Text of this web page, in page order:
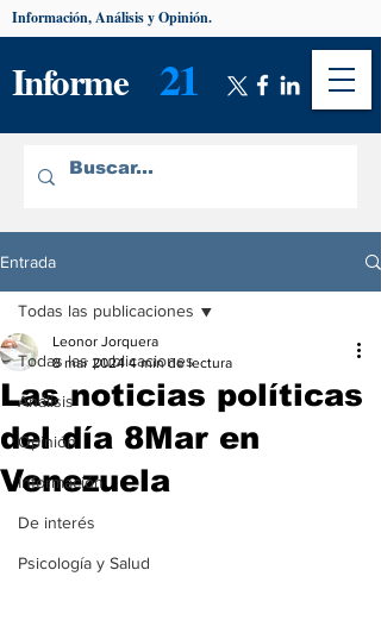
Informe 21
Información, Análisis y Opinión.
Entrada
Todas las publicaciones
Análisis
Opinión
Información
De interés
Psicología y Salud
Todas las publicaciones
Las noticias políticas
del día 8Mar en
Venezuela
Leonor Jorquera
8 mar 2024 4 min de lectura